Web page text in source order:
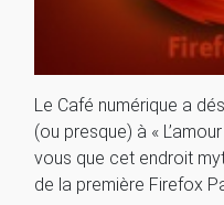
Le Café numérique a
(ou presque) à «
vous que cet endroit
de la première Firefox